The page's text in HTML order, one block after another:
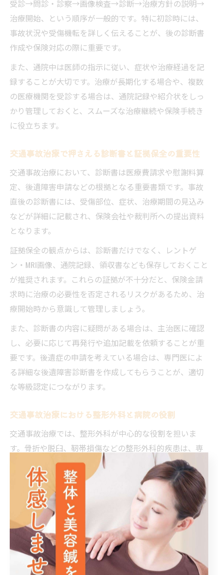
受診→問診・診察→画像検査→診断→治療方針の説明→
治療開始、という順序が一般的です。特に初診時には、
事故状況や受傷機転を詳しく伝えることが、後の診断書
作成や保険対応の際に重要です。
また、通院中は医師の指示に従い、症状や治療経過を記
録することが大切です。治療が長期化する場合や、複数
の医療機関を受診する場合は、通院記録や紹介状をしっ
かり管理しておくと、スムーズな治療継続や保険手続き
に役立ちます。
交通事故治療で押さえる診断書と証拠保全の重要性
交通事故治療において、診断書は医療費請求や慰謝料算
定、後遺障害申請などの根拠となる重要書類です。事故
直後の診断書には、受傷部位、症状、治療期間の見込み
などが詳細に記載され、保険会社や裁判所への提出資料
となります。
証拠保全の観点からは、診断書だけでなく、レントゲ
ン・MRI画像、通院記録、領収書なども保存しておくこと
が推奨されます。これらの証拠が不十分だと、保険金請
求時に治療の必要性を否定されるリスクがあるため、治
療開始時から意識して管理しましょう。
また、診断書の内容に疑問がある場合は、主治医に確認
し、必要に応じて再発行や追加記載を依頼することが重
要です。後遺症の申請を考えている場合は、専門医によ
る詳細な後遺障害診断書を作成してもらうことが、適切
な等級認定につながります。
交通事故治療における整形外科と病院の役割
交通事故治療では、整形外科が中心的な役割を担いま
す。骨折や脱臼、靭帯損傷などの整形外科的疾患は、専
門的な診断と治療が不可欠です。整形外科では、画像診
断や薬物療法、ギプス固定、手術など幅広い治療が行わ
れます。
一方、脳神経や内臓損傷が疑われる場合は、総合病院や
専門病院での精密検査・治療が必要です。複数の診療科
が連携し、患者の全身状態を総合的に管理することで、
治療の質が向上します。また、リハビリテーション科や
ペインクリニックなどの併用も考慮されます。